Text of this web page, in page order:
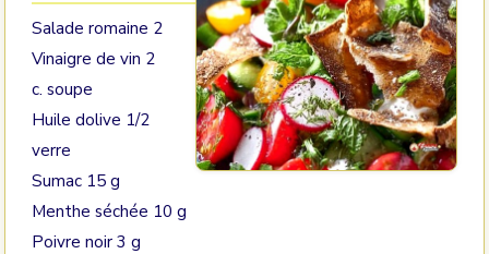
Salade romaine 2
Vinaigre de vin 2
c. soupe
Huile dolive 1/2
verre
Sumac 15 g
Menthe séchée 10 g
Poivre noir 3 g